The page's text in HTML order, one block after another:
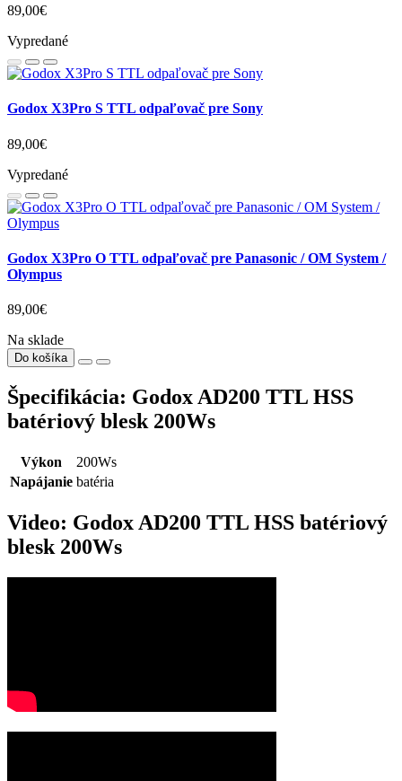
89,00€
Vypredané
Godox X3Pro S TTL odpaľovač pre Sony
89,00€
Vypredané
Godox X3Pro O TTL odpaľovač pre Panasonic / OM System /
Olympus
89,00€
Na sklade
Do košíka
Špecifikácia: Godox AD200 TTL HSS
batériový blesk 200Ws
Výkon
200Ws
Napájanie batéria
Video: Godox AD200 TTL HSS batériový
blesk 200Ws